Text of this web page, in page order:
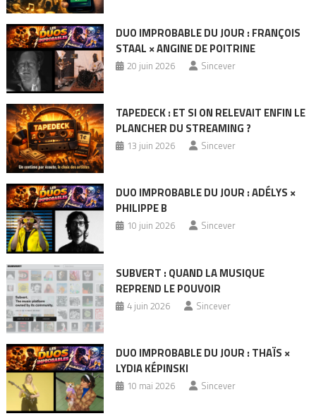
DUO IMPROBABLE DU JOUR : FRANÇOIS
STAAL × ANGINE DE POITRINE
20 juin 2026 Sincever
TAPEDECK : ET SI ON RELEVAIT ENFIN LE
PLANCHER DU STREAMING ?
13 juin 2026 Sincever
DUO IMPROBABLE DU JOUR : ADÉLYS ×
PHILIPPE B
10 juin 2026 Sincever
SUBVERT : QUAND LA MUSIQUE
REPREND LE POUVOIR
4 juin 2026 Sincever
DUO IMPROBABLE DU JOUR : THAÏS ×
LYDIA KÉPINSKI
10 mai 2026 Sincever